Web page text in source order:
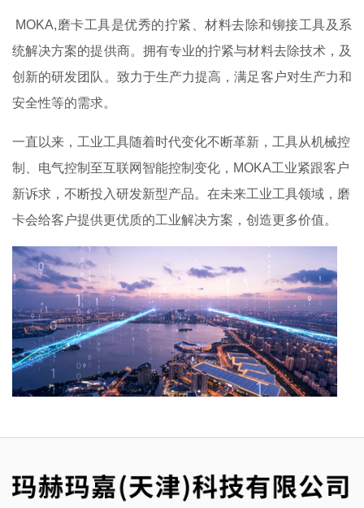
MOKA,磨卡工具是优秀的拧紧、材料去除和铆接工具及系
统解决方案的提供商。拥有专业的拧紧与材料去除技术，及
创新的研发团队。致力于生产力提高，满足客户对生产力和
安全性等的需求。
一直以来，工业工具随着时代变化不断革新，工具从机械控
制、电气控制至互联网智能控制变化，MOKA工业紧跟客户
新诉求，不断投入研发新型产品。在未来工业工具领域，磨
卡会给客户提供更优质的工业解决方案，创造更多价值。